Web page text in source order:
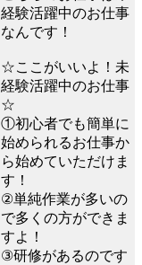
経験活躍中のお仕事
なんです！
☆ここがいいよ！未
経験活躍中のお仕事
☆
①初心者でも簡単に
始められるお仕事か
ら始めていただけま
す！
②単純作業が多いの
で多くの方ができま
すよ！
③研修があるのです